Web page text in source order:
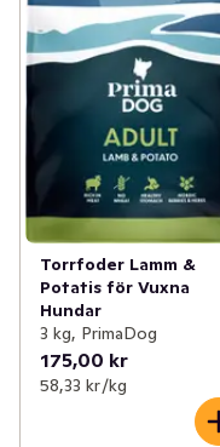
Torrfoder Lamm &
Potatis för Vuxna
Hundar
3 kg, PrimaDog
175,00 kr
58,33 kr /kg